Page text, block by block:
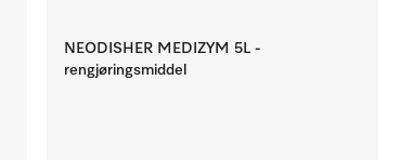
NEODISHER MEDIZYM 5L -
rengjøringsmiddel